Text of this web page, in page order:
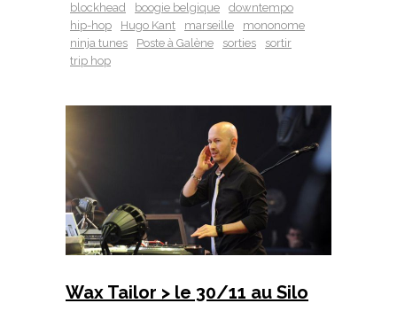
blockhead boogie belgique
downtempo
hip-hop
Hugo Kant marseille
mononome
ninja tunes
Poste à Galène sorties
sortir
trip hop
Wax Tailor > le 30/11 au Silo